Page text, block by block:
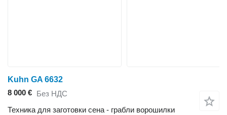
Kuhn GA 6632
8 000 € Без НДС
Техника для заготовки сена - грабли ворошилки